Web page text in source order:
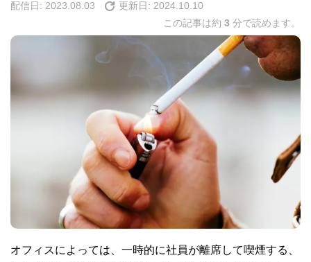
配信日: 2023.08.03 更新日: 2024.10.10
この記事は約 3 分で読めます。
オフィスによっては、一時的に社員が離席して喫煙する、